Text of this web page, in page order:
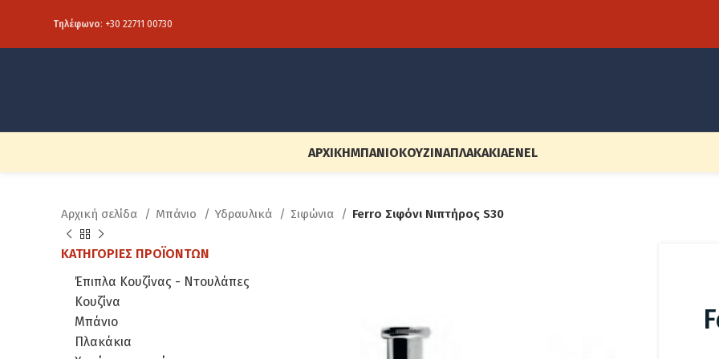
Τηλέφωνο: +30 22711 00730
ΑΡΧΙΚΉΜΠΆΝΙΟΚΟΥΖΊΝΑΠΛΑΚΆΚΙΑENEL
Αρχική σελίδα Μπάνιο Υδραυλικά Σιφώνια Ferro Σιφόνι Νιπτήρος S30
ΚΑΤΗΓΟΡΊΕΣ ΠΡΟΪΌΝΤΩΝ
Έπιπλα Κουζίνας - Ντουλάπες
Κουζίνα
Μπάνιο
Πλακάκια